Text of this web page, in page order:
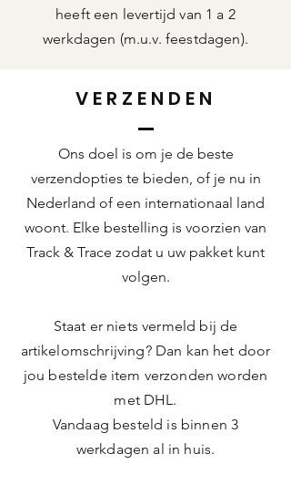
heeft een levertijd van 1 a 2
werkdagen (m.u.v. feestdagen).
VERZENDEN
Ons doel is om je de beste
verzendopties te bieden, of je nu in
Nederland of een internationaal land
woont. Elke bestelling is voorzien van
Track & Trace zodat u uw pakket kunt
volgen.
Staat er niets vermeld bij de
artikelomschrijving? Dan kan het door
jou bestelde item verzonden worden
met DHL.
Vandaag besteld is binnen 3
werkdagen al in huis.